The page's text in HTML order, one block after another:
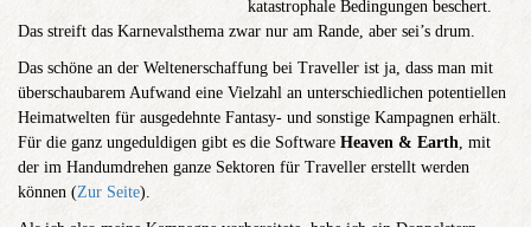
katastrophale Bedingungen beschert.
Das streift das Karnevalsthema zwar nur am Rande, aber sei’s drum.
Das schöne an der Weltenerschaffung bei Traveller ist ja, dass man mit
überschau­barem Aufwand eine Vielzahl an unterschiedlichen potentiellen
Heimat­welten für ausgedehnte Fantasy- und sonstige Kampagnen erhält.
Für die ganz ungeduldigen gibt es die Software Heaven & Earth, mit
der im Handumdrehen ganze Sektoren für Traveller erstellt werden
können (Zur Seite).